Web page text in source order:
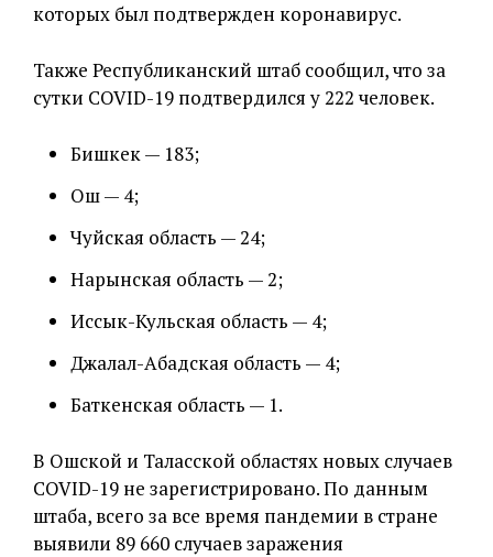
которых был подтвержден коронавирус.
Также Республиканский штаб сообщил, что за
сутки COVID-19 подтвердился у 222 человек.
Бишкек — 183;
Ош — 4;
Чуйская область — 24;
Нарынская область — 2;
Иссык-Кульская область — 4;
Джалал-Абадская область — 4;
Баткенская область — 1.
В Ошской и Таласской областях новых случаев
COVID-19 не зарегистрировано. По данным
штаба, всего за все время пандемии в стране
выявили 89 660 случаев заражения